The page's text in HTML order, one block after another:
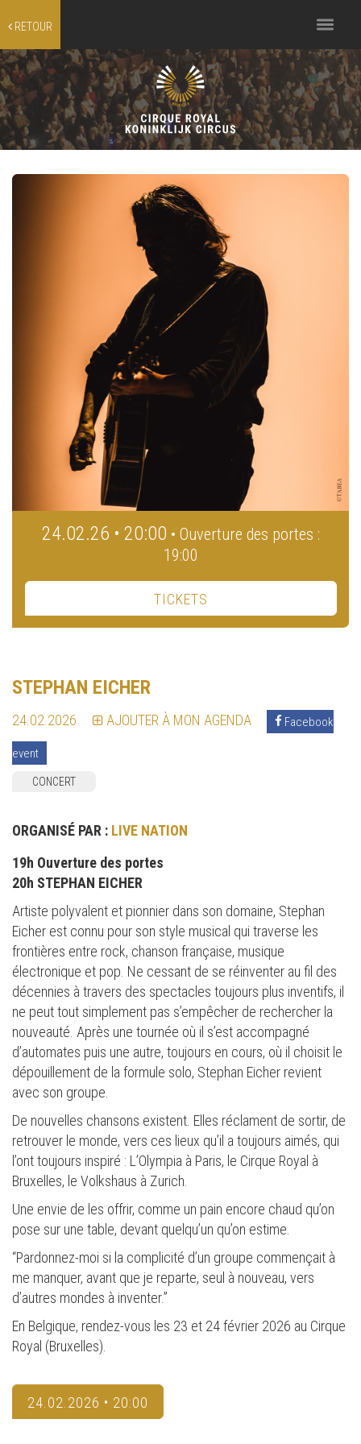
RETOUR
Toggle
navigation
24.02.26 • 20:00 • Ouverture des portes :
19:00
TICKETS
STEPHAN EICHER
24.02.2026 AJOUTER À MON AGENDA Facebook
event
CONCERT
ORGANISÉ PAR : LIVE NATION
19h Ouverture des portes
20h STEPHAN EICHER
Artiste polyvalent et pionnier dans son domaine, Stephan
Eicher est connu pour son style musical qui traverse les
frontières entre rock, chanson française, musique
électronique et pop. Ne cessant de se réinventer au fil des
décennies à travers des spectacles toujours plus inventifs, il
ne peut tout simplement pas s’empêcher de rechercher la
nouveauté. Après une tournée où il s’est accompagné
d’automates puis une autre, toujours en cours, où il choisit le
dépouillement de la formule solo, Stephan Eicher revient
avec son groupe.
De nouvelles chansons existent. Elles réclament de sortir, de
retrouver le monde, vers ces lieux qu’il a toujours aimés, qui
l’ont toujours inspiré : L’Olympia à Paris, le Cirque Royal à
Bruxelles, le Volkshaus à Zurich.
Une envie de les offrir, comme un pain encore chaud qu’on
pose sur une table, devant quelqu’un qu’on estime.
“Pardonnez-moi si la complicité d’un groupe commençait à
me manquer, avant que je reparte, seul à nouveau, vers
d’autres mondes à inventer.”
En Belgique, rendez-vous les 23 et 24 février 2026 au Cirque
Royal (Bruxelles).
24.02.2026 • 20:00